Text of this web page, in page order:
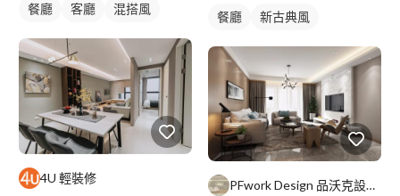
餐廳 客廳 混搭風
4U 輕裝修
餐廳 新古典風
PFwork Design 品沃克設計 l 工程 安信建築經理屢約保證